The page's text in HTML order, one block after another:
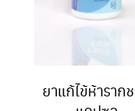
ยาแก้ไข้ห้าราก